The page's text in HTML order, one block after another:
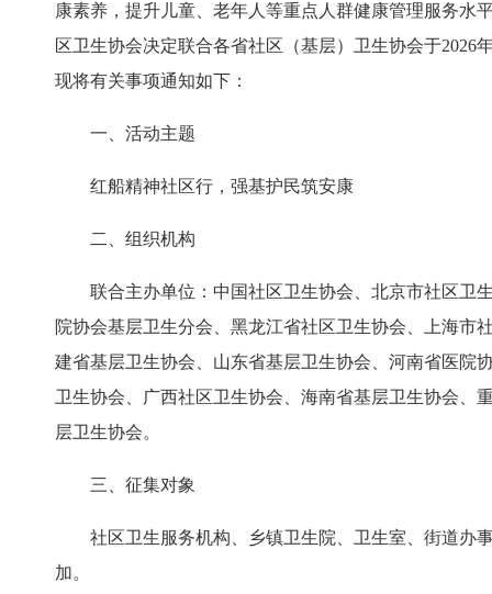
康素养，提升儿童、老年人等重点人群健康管理服务水
区卫生协会决定联合各省社区（基层）卫生协会于
现将有关事项通知如下：
一、活动主题
红船精神社区行，强基护民筑安康
二、组织机构
联合主办单位：中国社区卫生协会、北京市社区卫
院协会基层卫生分会、黑龙江省社区卫生协会、上海市
建省基层卫生协会、山东省基层卫生协会、河南省医院
卫生协会、广西社区卫生协会、海南省基层卫生协会、
层卫生协会。
三、征集对象
社区卫生服务机构、乡镇卫生院、卫生室、街道办
加。